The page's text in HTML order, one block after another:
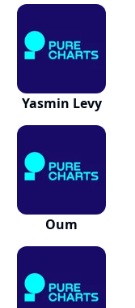
Yasmin Levy
Oum